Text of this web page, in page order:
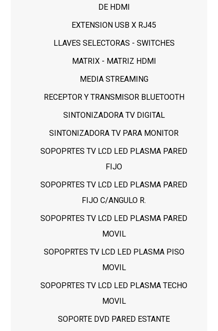
DE HDMI
EXTENSION USB X RJ45
LLAVES SELECTORAS - SWITCHES
MATRIX - MATRIZ HDMI
MEDIA STREAMING
RECEPTOR Y TRANSMISOR BLUETOOTH
SINTONIZADORA TV DIGITAL
SINTONIZADORA TV PARA MONITOR
SOPOPRTES TV LCD LED PLASMA PARED
FIJO
SOPOPRTES TV LCD LED PLASMA PARED
FIJO C/ANGULO R.
SOPOPRTES TV LCD LED PLASMA PARED
MOVIL
SOPOPRTES TV LCD LED PLASMA PISO
MOVIL
SOPOPRTES TV LCD LED PLASMA TECHO
MOVIL
SOPORTE DVD PARED ESTANTE